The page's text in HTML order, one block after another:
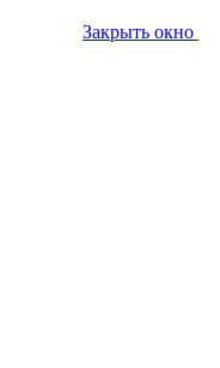
Закрыть окно